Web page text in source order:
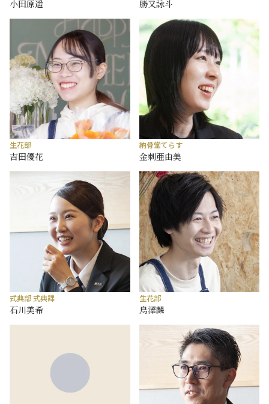
小田原遥 勝又詠斗
生花部
吉田優花
納骨堂てらす
金刺亜由美
式典部 式典課
石川美希
生花部
鳥澤麟